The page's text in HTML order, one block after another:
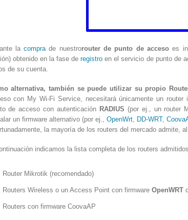
lacomprade nuestrorouter de punto de accesoes
obtenido en la fase deregistro en el servicio de punto de
de su cuenta.
alternativa, también se puede utilizar su propio
con My Wi-Fi Service, necesitará únicamente un
de acceso con autenticación RADIUS (por ej., un router
un firmware alternativo (por ej., OpenWrt, DD-WRT,
la mayoría de los routers del mercado admite,
indicamos la lista completa de los routers
Router Mikrotik (recomendado)
Routers Wireless o un Access Point con firmware OpenWRT
Routers con firmware CoovaAP